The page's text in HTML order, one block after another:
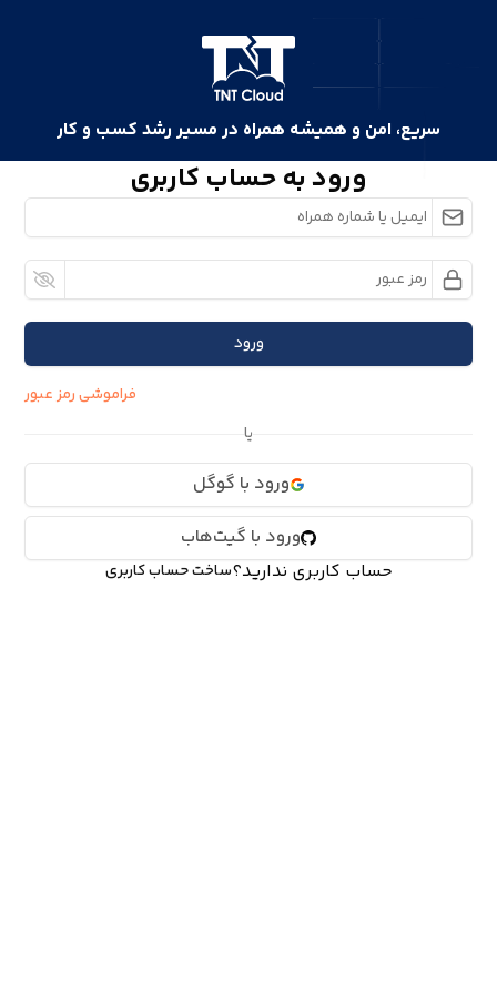
ورود به حساب کاربری
ورود
فراموشی رمز عبور
ورود با گوگل
ورود با گیت‌هاب
حساب کاربری ندارید؟ساخت حساب کاربری
سریع، امن و همیشه همراه در مسیر رشد کسب و کار